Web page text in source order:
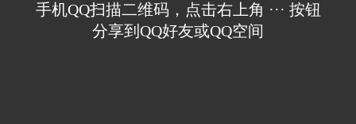
手机QQ扫描二维码，点击右上角 ··· 按钮
分享到QQ好友或QQ空间